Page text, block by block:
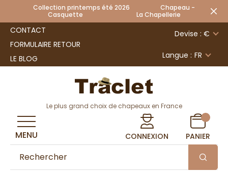
Collection printemps été 2026 Chapeau -
Casquette La Chapellerie
CONTACT
FORMULAIRE RETOUR
LE BLOG
Devise : €
Langue : FR
Le plus grand choix de chapeaux en France
CONNEXION PANIER
MENU